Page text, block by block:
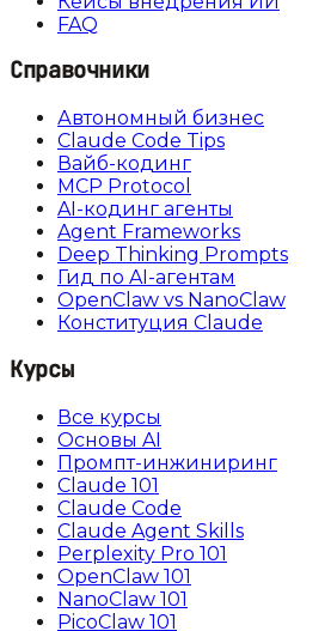
FAQ
Справочники
Автономный бизнес
Claude Code Tips
Вайб-кодинг
MCP Protocol
AI-кодинг агенты
Agent Frameworks
Deep Thinking Prompts
Гид по AI-агентам
OpenClaw vs NanoClaw
Конституция Claude
Курсы
Все курсы
Основы AI
Промпт-инжиниринг
Claude 101
Claude Code
Claude Agent Skills
Perplexity Pro 101
OpenClaw 101
NanoClaw 101
PicoClaw 101